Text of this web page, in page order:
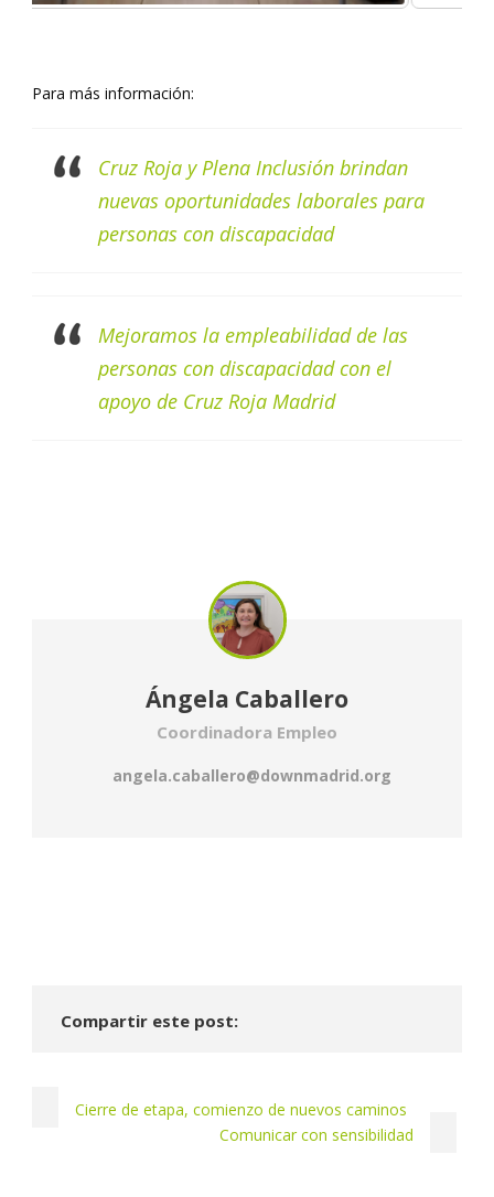
Para más información:
Cruz Roja y Plena Inclusión brindan
nuevas oportunidades laborales para
personas con discapacidad
Mejoramos la empleabilidad de las
personas con discapacidad con el
apoyo de Cruz Roja Madrid
Ángela Caballero
Coordinadora Empleo
angela.caballero@downmadrid.org
Compartir este post:
Cierre de etapa, comienzo de nuevos caminos
Comunicar con sensibilidad